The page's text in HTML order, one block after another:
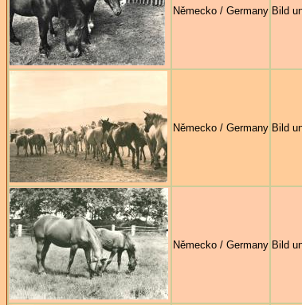
Německo / Germany Bild
Německo / Germany Bild
Německo / Germany Bild